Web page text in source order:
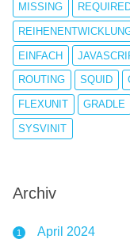
MISSING
EINFACH
ROUTING SQUID
FLEXUNIT GRADLE
SYSVINIT
Archiv
1 April 2024